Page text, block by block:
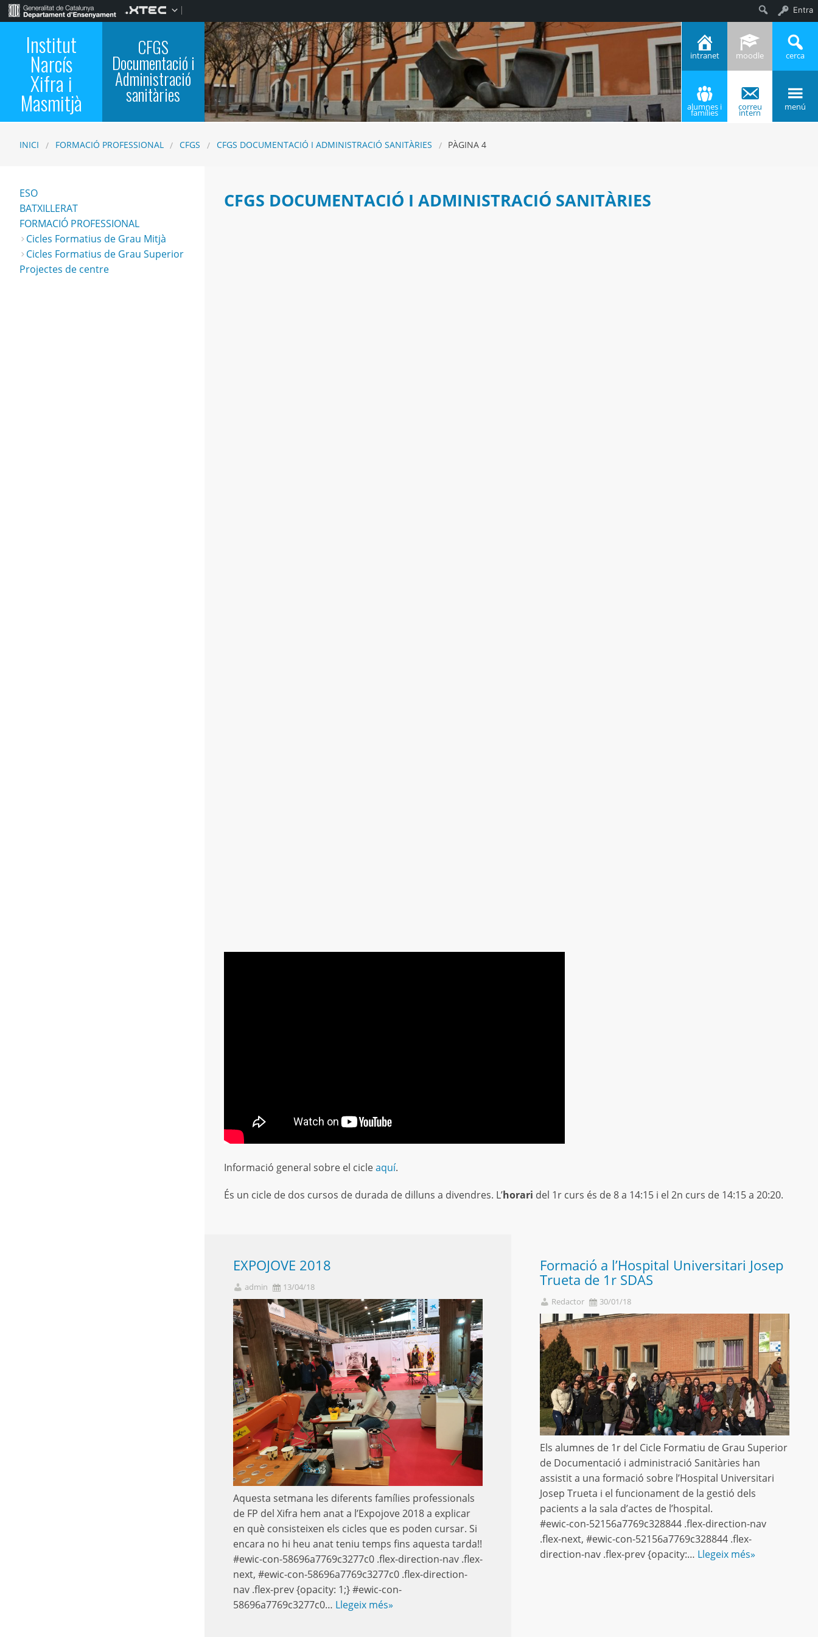
Institut
Narcís
Xifra i
Masmitjà
CFGS
Documentació i
Administració
sanitàries
intranet moodle cerca
alumnes i
famílies
correu
intern
menú
INICI FORMACIÓ PROFESSIONAL CFGS CFGS DOCUMENTACIÓ I ADMINISTRACIÓ SANITÀRIES PÀGINA 4
CFGS DOCUMENTACIÓ I ADMINISTRACIÓ SANITÀRIES
Informació general sobre el cicleaquí.
És un cicle de dos cursos de durada de dilluns a divendres. L’horari del 1r curs és de 8 a 14:15 i el 2n curs de 14:15 a 20:20.
EXPOJOVE 2018
admin 13/04/18
Aquesta setmana les diferents famílies professionals
de FP del Xifra hem anat a l’Expojove 2018 a explicar
en què consisteixen els cicles que es poden cursar. Si
encara no hi heu anat teniu temps fins aquesta tarda!!
#ewic-con-58696a7769c3277c0 .flex-direction-nav .flex-
next, #ewic-con-58696a7769c3277c0 .flex-direction-
nav .flex-prev {opacity: 1;} #ewic-con-
58696a7769c3277c0… Llegeix més»
Formació a l’Hospital Universitari Josep
Trueta de 1r SDAS
Redactor 30/01/18
Els alumnes de 1r del Cicle Formatiu de Grau Superior
de Documentació i administració Sanitàries han
assistit a una formació sobre l’Hospital Universitari
Josep Trueta i el funcionament de la gestió dels
pacients a la sala d’actes de l’hospital.
#ewic-con-52156a7769c328844 .flex-direction-nav
.flex-next, #ewic-con-52156a7769c328844 .flex-
direction-nav .flex-prev {opacity:… Llegeix més»
ESO
BATXILLERAT
FORMACIÓ PROFESSIONAL
Cicles Formatius de Grau Mitjà
Cicles Formatius de Grau Superior
Projectes de centre
Entra